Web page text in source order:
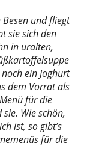
und fliegt
sie sich den
in uralten,
ein Joghurt
dem Vorrat als
für die
Wie schön,
ist, so gibt’s
für die